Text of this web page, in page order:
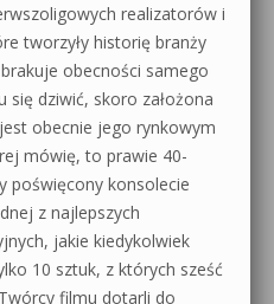
realizatorów i
tworzyły historię branży
obecności samego
się dziwić, skoro założona
obecnie jego rynkowym
mówię, to prawie 40-
poświęcony konsolecie
z najlepszych
jakie kiedykolwiek
10 sztuk, z których sześć
filmu dotarli do